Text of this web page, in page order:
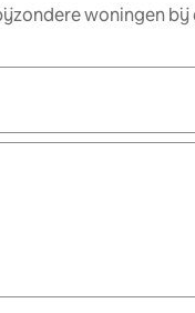
woningen bij
beschikbaar